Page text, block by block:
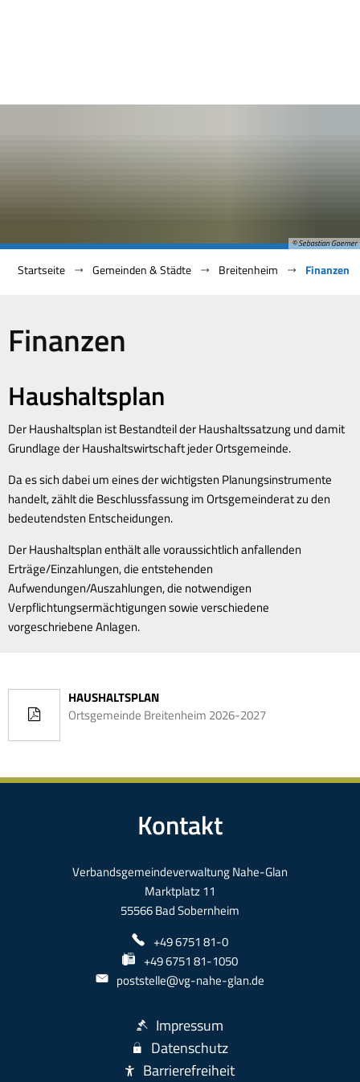
© Sebastian Goerner
Startseite Gemeinden & Städte Breitenheim Finanzen
Finanzen
Haushaltsplan
Der Haushaltsplan ist Bestandteil der Haushaltssatzung und damit
Grundlage der Haushaltswirtschaft jeder Ortsgemeinde.
Da es sich dabei um eines der wichtigsten Planungsinstrumente
handelt, zählt die Beschlussfassung im Ortsgemeinderat zu den
bedeutendsten Entscheidungen.
Der Haushaltsplan enthält alle voraussichtlich anfallenden
Erträge/Einzahlungen, die entstehenden
Aufwendungen/Auszahlungen, die notwendigen
Verpflichtungsermächtigungen sowie verschiedene
vorgeschriebene Anlagen.
HAUSHALTSPLAN
Ortsgemeinde Breitenheim 2026-2027
Kontakt
Verbandsgemeindeverwaltung Nahe-Glan
Marktplatz 11
55566 Bad Sobernheim
+49 6751 81-0
+49 6751 81-1050
poststelle@vg-nahe-glan.de
Impressum
Datenschutz
Barrierefreiheit